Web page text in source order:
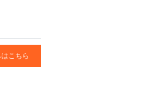
こちら